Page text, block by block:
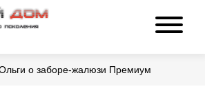
о заборе-жалюзи Премиум